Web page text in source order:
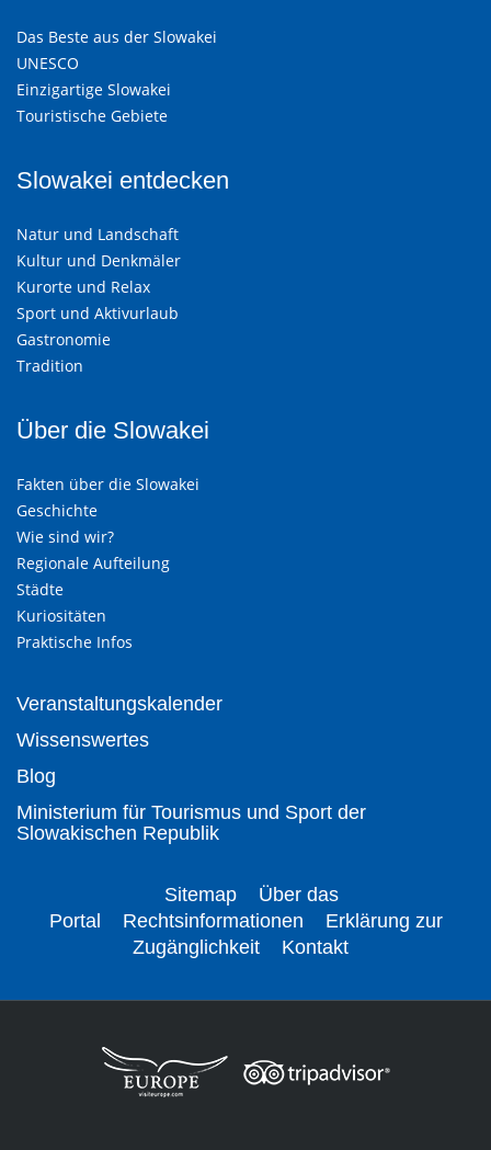
Das Beste aus der Slowakei
UNESCO
Einzigartige Slowakei
Touristische Gebiete
Slowakei entdecken
Natur und Landschaft
Kultur und Denkmäler
Kurorte und Relax
Sport und Aktivurlaub
Gastronomie
Tradition
Über die Slowakei
Fakten über die Slowakei
Geschichte
Wie sind wir?
Regionale Aufteilung
Städte
Kuriositäten
Praktische Infos
Veranstaltungskalender
Wissenswertes
Blog
Ministerium für Tourismus und Sport der
Slowakischen Republik
Sitemap
Über das
Portal
Rechtsinformationen
Erklärung zur
Zugänglichkeit
Kontakt